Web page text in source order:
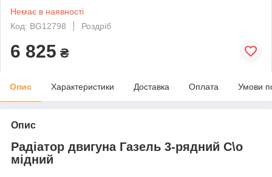
Немає в наявності
Код: BG12798
Роздріб
6 825 ₴
Опис Характеристики Доставка Оплата Умови
Опис
Радіатор двигуна Газель 3-рядний С\о
мідний